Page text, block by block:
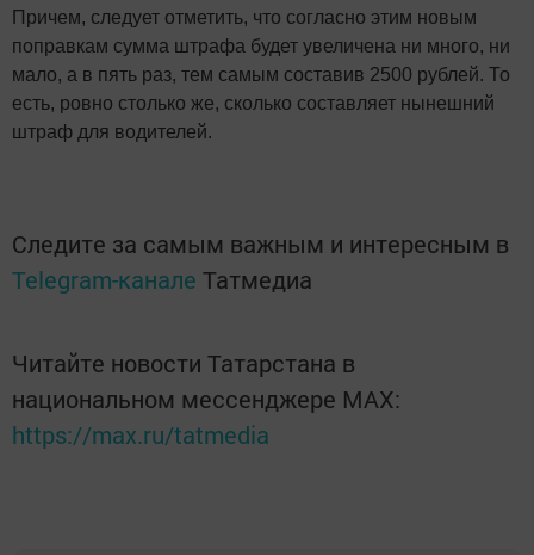
Причем, следует отметить, что согласно этим новым
поправкам сумма штрафа будет увеличена ни много, ни
мало, а в пять раз, тем самым составив 2500 рублей. То
есть, ровно столько же, сколько составляет нынешний
штраф для водителей.
Следите за самым важным и интересным в
Telegram-канале Татмедиа
Читайте новости Татарстана в
национальном мессенджере MАХ:
https://max.ru/tatmedia